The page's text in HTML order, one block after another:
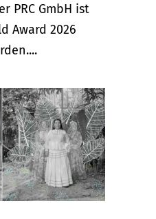
PRC GmbH ist
Award 2026